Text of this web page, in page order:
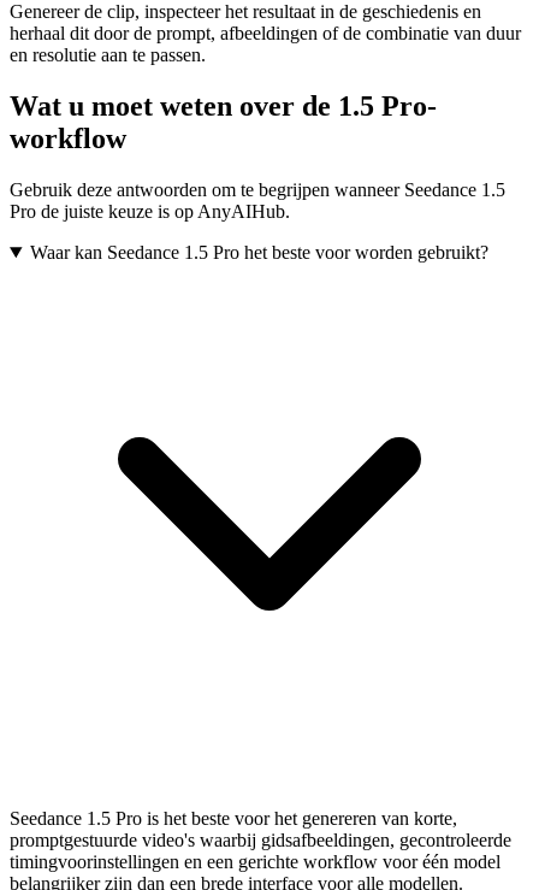
Genereer de clip, inspecteer het resultaat in de geschiedenis en
herhaal dit door de prompt, afbeeldingen of de combinatie van duur
en resolutie aan te passen.
Wat u moet weten over de 1.5 Pro-
workflow
Gebruik deze antwoorden om te begrijpen wanneer Seedance 1.5
Pro de juiste keuze is op AnyAIHub.
Waar kan Seedance 1.5 Pro het beste voor worden gebruikt?
Seedance 1.5 Pro is het beste voor het genereren van korte,
promptgestuurde video's waarbij gidsafbeeldingen, gecontroleerde
timingvoorinstellingen en een gerichte workflow voor één model
belangrijker zijn dan een brede interface voor alle modellen.